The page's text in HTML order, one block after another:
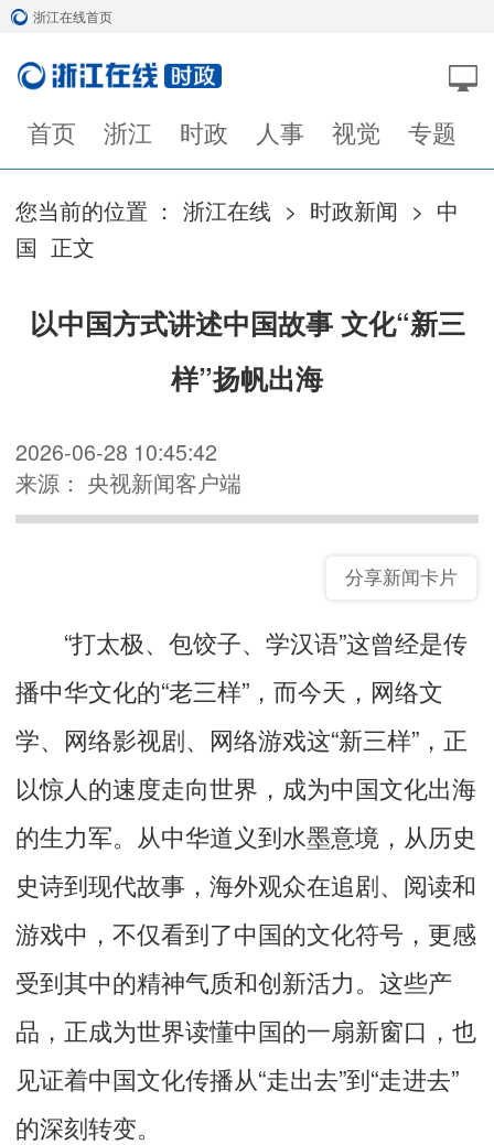
浙江在线首页
首页 浙江 时政 人事 视觉 专题
您当前的位置 ： 浙江在线 > 时政新闻 > 中
国 正文
以中国方式讲述中国故事 文化“新三
样”扬帆出海
2026-06-28 10:45:42
来源： 央视新闻客户端
分享新闻卡片
“打太极、包饺子、学汉语”这曾经是传
播中华文化的“老三样”，而今天，网络文
学、网络影视剧、网络游戏这“新三样”，正
以惊人的速度走向世界，成为中国文化出海
的生力军。从中华道义到水墨意境，从历史
史诗到现代故事，海外观众在追剧、阅读和
游戏中，不仅看到了中国的文化符号，更感
受到其中的精神气质和创新活力。这些产
品，正成为世界读懂中国的一扇新窗口，也
见证着中国文化传播从“走出去”到“走进去”
的深刻转变。